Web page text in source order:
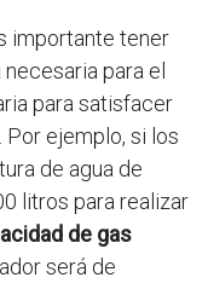
importante tener
para el
para satisfacer
Por ejemplo, si los
de agua de
litros para realizar
de gas
será de